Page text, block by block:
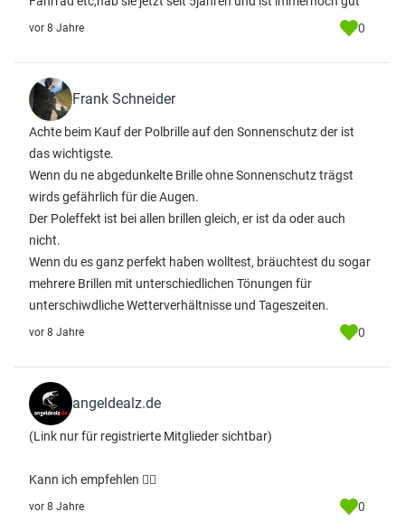
vor 8 Jahre 0
Frank Schneider
Achte beim Kauf der Polbrille auf den Sonnenschutz der ist
das wichtigste.
Wenn du ne abgedunkelte Brille ohne Sonnenschutz trägst
wirds gefährlich für die Augen.
Der Poleffekt ist bei allen brillen gleich, er ist da oder auch
nicht.
Wenn du es ganz perfekt haben wolltest, bräuchtest du sogar
mehrere Brillen mit unterschiedlichen Tönungen für
unterschiwdliche Wetterverhältnisse und Tageszeiten.
vor 8 Jahre 0
angeldealz.de
(Link nur für registrierte Mitglieder sichtbar)
Kann ich empfehlen 👍🏻
vor 8 Jahre 0